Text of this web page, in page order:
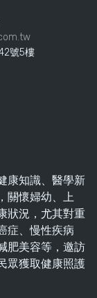
號5樓
康知識、醫學新
關懷婦幼、上
狀況，尤其對重
症、慢性疾病
肥美容等，邀訪
眾獲取健康照護